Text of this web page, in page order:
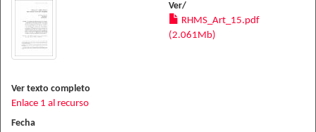
Ver/
RHMS_Art_15.pdf
(2.061Mb)
Ver texto completo
Enlace 1 al recurso
Fecha